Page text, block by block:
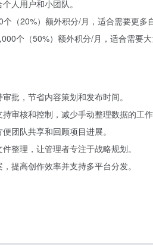
人用户和小团队。
（20%）额外积分/月，适合需要更多
个（50%）额外积分/月，适合需要
批，节省内容策划和发布时间。
审核和控制，减少手动整理数据的工作
团队共享和回顾项目进展。
整理，让管理者专注于战略规划。
提高创作效率并支持多平台分发。